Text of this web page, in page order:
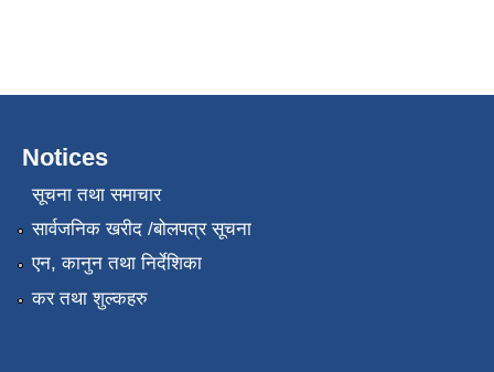
Notices
सूचना तथा समाचार
सार्वजनिक खरीद /बोलपत्र सूचना
एन, कानुन तथा निर्देशिका
कर तथा शुल्कहरु